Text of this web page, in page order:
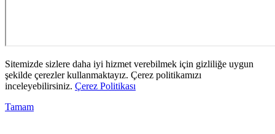
Sitemizde sizlere daha iyi hizmet verebilmek için gizliliğe uygun
şekilde çerezler kullanmaktayız. Çerez politikamızı
inceleyebilirsiniz. Çerez Politikası
Tamam